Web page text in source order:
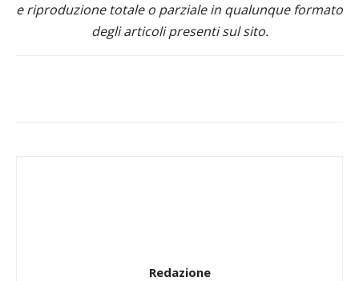
e riproduzione totale o parziale in qualunque formato
degli articoli presenti sul sito.
Redazione